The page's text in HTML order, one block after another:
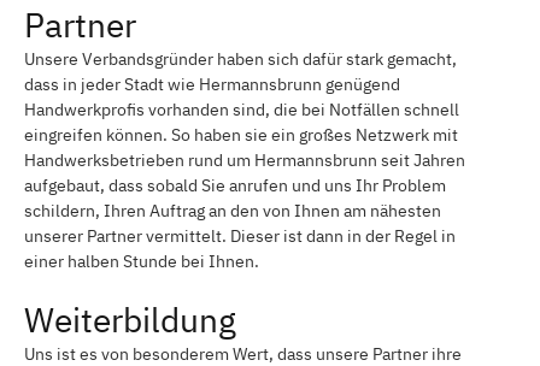
Partner
Unsere Verbandsgründer haben sich dafür stark gemacht,
dass in jeder Stadt wie Hermannsbrunn genügend
Handwerkprofis vorhanden sind, die bei Notfällen schnell
eingreifen können. So haben sie ein großes Netzwerk mit
Handwerksbetrieben rund um Hermannsbrunn seit Jahren
aufgebaut, dass sobald Sie anrufen und uns Ihr Problem
schildern, Ihren Auftrag an den von Ihnen am nähesten
unserer Partner vermittelt. Dieser ist dann in der Regel in
einer halben Stunde bei Ihnen.
Weiterbildung
Uns ist es von besonderem Wert, dass unsere Partner ihre